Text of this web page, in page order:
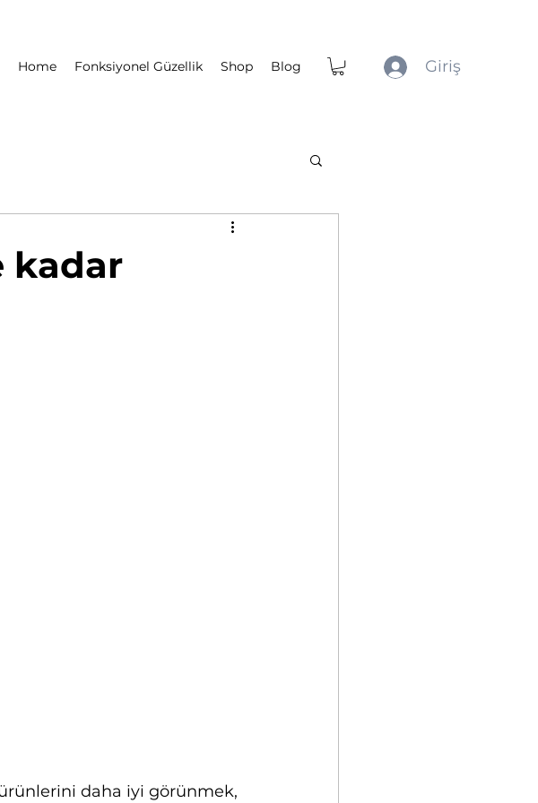
Home Fonksiyonel Güzellik Shop Blog Giriş
kadar
daha iyi görünmek,